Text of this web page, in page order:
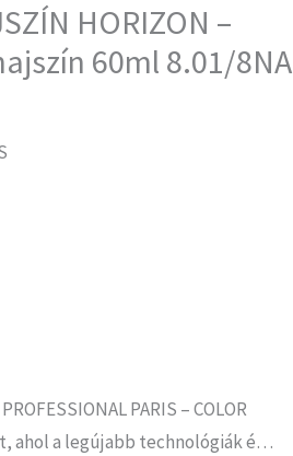
HORIZON –
60ml 8.01/8NA
PARIS – COLOR
ahol a legújabb technológiák é…